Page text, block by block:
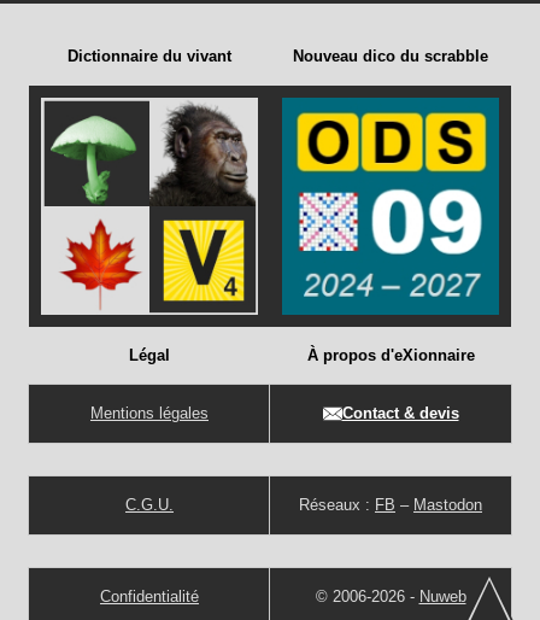
Dictionnaire du vivant Nouveau dico du scrabble
Légal
Mentions légales
C.G.U.
Confidentialité
À propos d'eXionnaire
Contact & devis
Réseaux : FB – Mastodon
© 2006-2026 - Nuweb